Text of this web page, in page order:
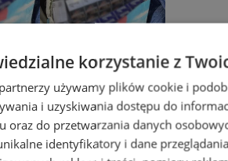
korzystanie z
używamy plików cookie i
i uzyskiwania dostępu do
oraz do przetwarzania danych
identyfikatory i dane